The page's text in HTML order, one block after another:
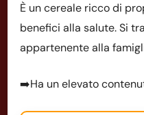
È un cereale ricco di
benefici alla salute. Si
appartenente alla
➡️Ha un elevato